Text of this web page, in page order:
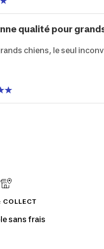
qualité pour
chiens, le seul
COLLECT
sans frais